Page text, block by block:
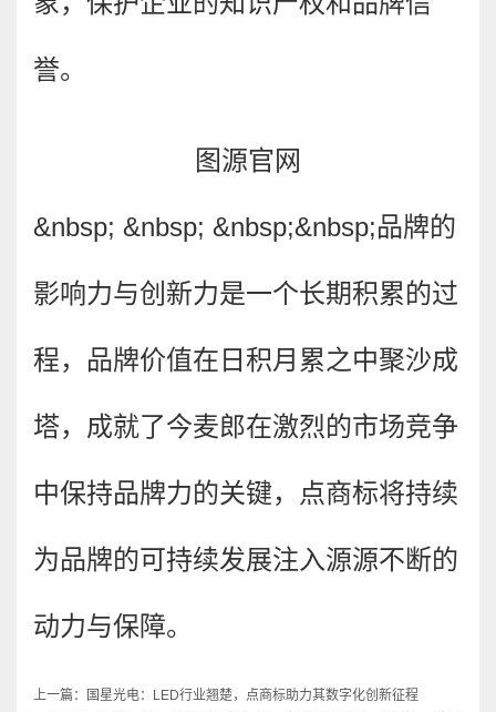
誉。
图源官网
&nbsp; &nbsp; &nbsp;&nbsp;品牌的
影响力与创新力是一个长期积累的过
程，品牌价值在日积月累之中聚沙成
塔，成就了今麦郎在激烈的市场竞争
中保持品牌力的关键，点商标将持续
为品牌的可持续发展注入源源不断的
动力与保障。
上一篇：
国星光电：LED行业翘楚，点商标助力其数字化创新征程